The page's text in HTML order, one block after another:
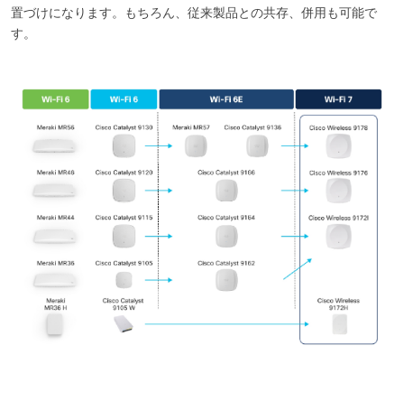
置づけになります。もちろん、従来製品との共存、併用も可能で
す。